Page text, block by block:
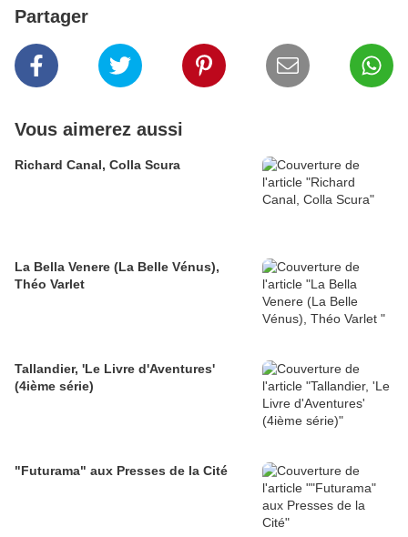
Partager
Vous aimerez aussi
Richard Canal, Colla Scura
La Bella Venere (La Belle Vénus),
Théo Varlet
Tallandier, 'Le Livre d'Aventures'
(4ième série)
"Futurama" aux Presses de la Cité